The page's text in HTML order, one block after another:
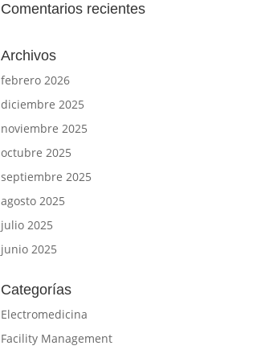
Comentarios recientes
Archivos
febrero 2026
diciembre 2025
noviembre 2025
octubre 2025
septiembre 2025
agosto 2025
julio 2025
junio 2025
Categorías
Electromedicina
Facility Management